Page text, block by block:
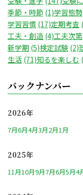
季節・時節 (1)学習態勢
学習習慣 (17)定期考査
工夫・創造 (4)工夫次第
新学期 (5)検定試験 (2)
生活 (71)知るを楽しむ
バックナンバー
2026年
7月6月4月3月2月1月
2025年
11月10月9月7月6月5月4